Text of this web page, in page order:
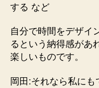
する など
自分で時間をデザイ
るという納得感があ
楽しいものです。
岡田:それなら私に